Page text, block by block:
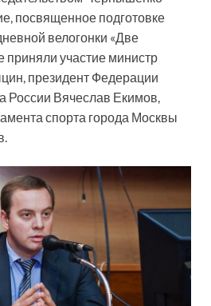
посвященное подготовке
велогонки «Две
приняли участие министр
президент Федерации
России Вячеслав Екимов,
спорта города Москвы